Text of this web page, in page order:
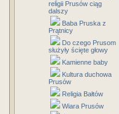
religii Prusów ciąg
dalszy
Baba Pruska z
Prątnicy
Do czego Prusom
służyły ścięte głowy
Kamienne baby
Kultura duchowa
Prusów
Religia Bałtów
Wiara Prusów